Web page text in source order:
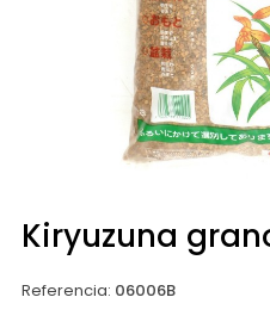
Kiryuzuna
Referencia: 06006B